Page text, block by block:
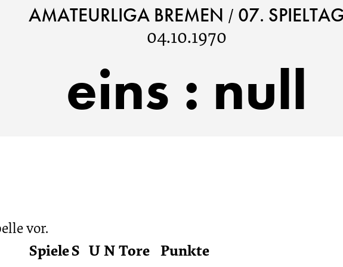
AMATEURLIGA BREMEN / 07.
04.10.1970
eins : null
vor.
SpieleS UNTore Punkte